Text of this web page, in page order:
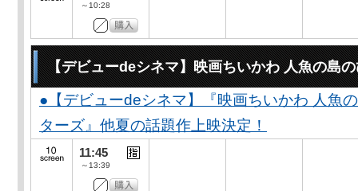
～10:28
【デビューdeシネマ】映画ちいかわ 人魚の島
●【デビューdeシネマ】『映画ちいかわ 人魚
ターズ』他夏の話題作上映決定！
11:45
～13:39